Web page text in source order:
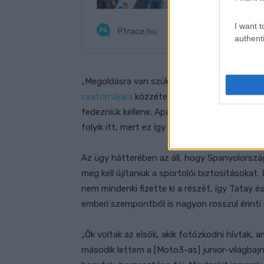
I want
„Megoldásra van szükségünk, most –
csatornájára közzétett videóban. – A
fedezniük kellene. Apám a főorvos irodája
folyik itt, mert ez így nem mehet tovább«.”
Az ügy hátterében az áll, hogy
meg kell újítaniuk a sportolói
nem mindenki fizette ki a részét, így Tatay
emberi szempontból is nagyon rosszul érinti
„Ők voltak az elsők, akik fotózkodni hívtak,
második lettem a [Moto3-as] junior-